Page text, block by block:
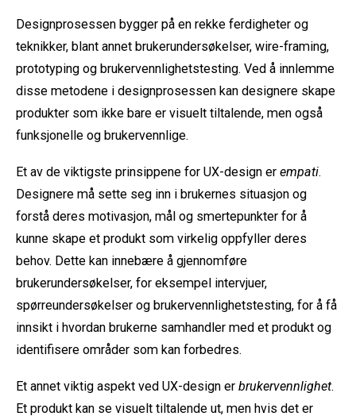
Designprosessen bygger på en rekke ferdigheter og
teknikker, blant annet brukerundersøkelser, wire-framing,
prototyping og brukervennlighetstesting. Ved å innlemme
disse metodene i designprosessen kan designere skape
produkter som ikke bare er visuelt tiltalende, men også
funksjonelle og brukervennlige.
Et av de viktigste prinsippene for UX-design er empati.
Designere må sette seg inn i brukernes situasjon og
forstå deres motivasjon, mål og smertepunkter for å
kunne skape et produkt som virkelig oppfyller deres
behov. Dette kan innebære å gjennomføre
brukerundersøkelser, for eksempel intervjuer,
spørreundersøkelser og brukervennlighetstesting, for å få
innsikt i hvordan brukerne samhandler med et produkt og
identifisere områder som kan forbedres.
Et annet viktig aspekt ved UX-design er brukervennlighet.
Et produkt kan se visuelt tiltalende ut, men hvis det er